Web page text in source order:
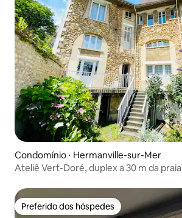
Condomínio ⋅ Hermanville-sur-Mer
Ateliê Vert-Doré, duplex a 30 m da praia
Preferido dos hóspedes
Preferido dos hóspedes